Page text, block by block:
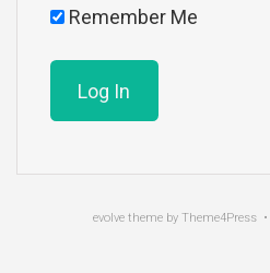
Remember Me
evolve theme by Theme4Press